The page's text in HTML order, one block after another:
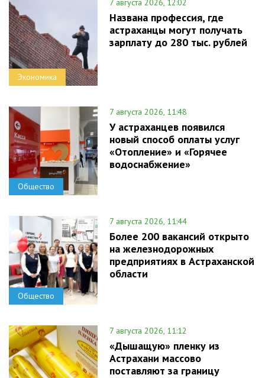
Экономика
7 августа 2026, 12:02
Названа профессия, где
астраханцы могут получать
зарплату до 280 тыс. рублей
Общество
7 августа 2026, 11:48
У астраханцев появился
новый способ оплаты услуг
«Отопление» и «Горячее
водоснабжение»
Общество
7 августа 2026, 11:44
Более 200 вакансий открыто
на железнодорожных
предприятиях в Астраханской
области
7 августа 2026, 11:12
«Дышащую» пленку из
Астрахани массово
поставляют за границу